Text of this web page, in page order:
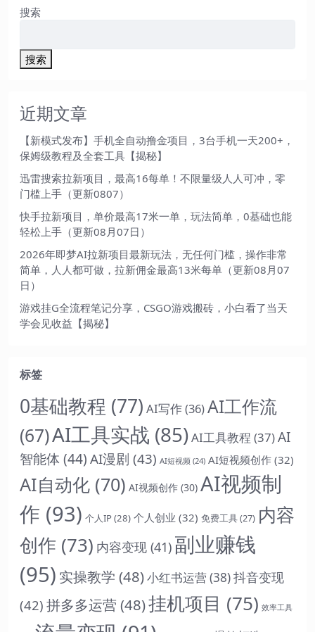
搜索
搜索
近期文章
【新模式发布】手机全自动撸金项目，3台手机一天200+，
保姆级教程及全套工具【揭秘】
迅雷搜索拉新项目，最高16每单！不限量级人人可冲，零
门槛上手（更新0807）
快手拉新项目，单价最高17米一单，玩法简单，0基础也能
轻松上手（更新08月07日）
2026年即梦AI拉新项目最新玩法，无任何门槛，操作非常
简单，人人都可做，拉新佣金最高13米每单（更新08月07
日）
游戏挂G全流程笔记分享，CSGO游戏搬砖，小白看了当天
学会见收益【揭秘】
标签
0基础教程 (77) AI写作(36)AI工作流
(67)AI工具实战 (85)AI工具教程 (37)AI
智能体 (44) AI漫剧 (43) AI短视频 (24) AI短视频创作 (32)
AI自动化 (70) AI视频创作 (30) AI视频制
作 (93) 个人IP(28) 个人创业 (32) 免费工具(27) 内容
创作 (73) 内容变现 (41) 副业赚钱
(95) 实操教学 (48)小红书运营(38)抖音变现
(42) 拼多多运营 (48)挂机项目 (75) 效率工具